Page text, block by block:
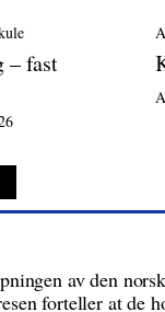
– fast
av den
forteller at de